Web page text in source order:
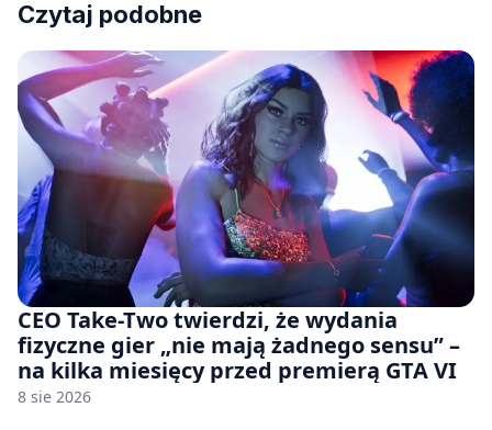
Czytaj podobne
CEO Take-Two twierdzi, że wydania
fizyczne gier „nie mają żadnego sensu” –
na kilka miesięcy przed premierą GTA VI
8 sie 2026